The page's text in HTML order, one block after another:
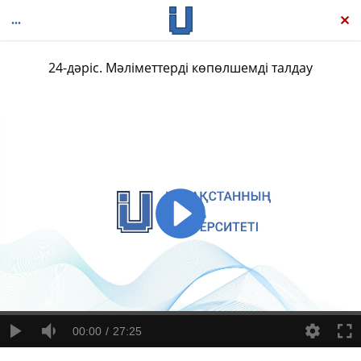
24-дәріс. Мәліметтерді көпөлшемді талдау
00:00 27:25